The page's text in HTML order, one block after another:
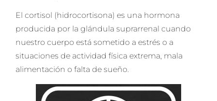
El cortisol (hidrocortisona) es una hormona
producida por la glándula suprarrenal cuando
nuestro cuerpo está sometido a estrés o a
situaciones de actividad física extrema, mala
alimentación o falta de sueño.